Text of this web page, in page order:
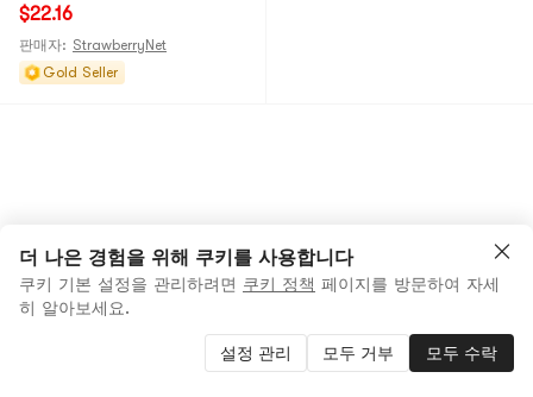
$22.16
판매자: StrawberryNet
Gold Seller
더 나은 경험을 위해 쿠키를 사용합니다
쿠키 기본 설정을 관리하려면 쿠키 정책 페이지를 방문하여 자세
히 알아보세요.
설정 관리 모두 거부 모두 수락